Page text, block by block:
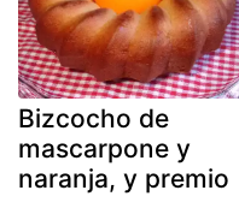
Bizcocho de
mascarpone y
naranja, y premio